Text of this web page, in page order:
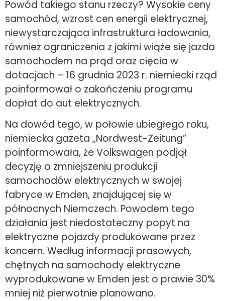
Powód takiego stanu rzeczy? Wysokie ceny
samochód, wzrost cen energii elektrycznej,
niewystarczająca infrastruktura ładowania,
również ograniczenia z jakimi wiąże się jazda
samochodem na prąd oraz cięcia w
dotacjach – 16 grudnia 2023 r. niemiecki rząd
poinformował o zakończeniu programu
dopłat do aut elektrycznych.
Na dowód tego, w połowie ubiegłego roku,
niemiecka gazeta „Nordwest-Zeitung”
poinformowała, że Volkswagen podjął
decyzję o zmniejszeniu produkcji
samochodów elektrycznych w swojej
fabryce w Emden, znajdującej się w
północnych Niemczech. Powodem tego
działania jest niedostateczny popyt na
elektryczne pojazdy produkowane przez
koncern. Według informacji prasowych,
chętnych na samochody elektryczne
wyprodukowane w Emden jest o prawie 30%
mniej niż pierwotnie planowano.